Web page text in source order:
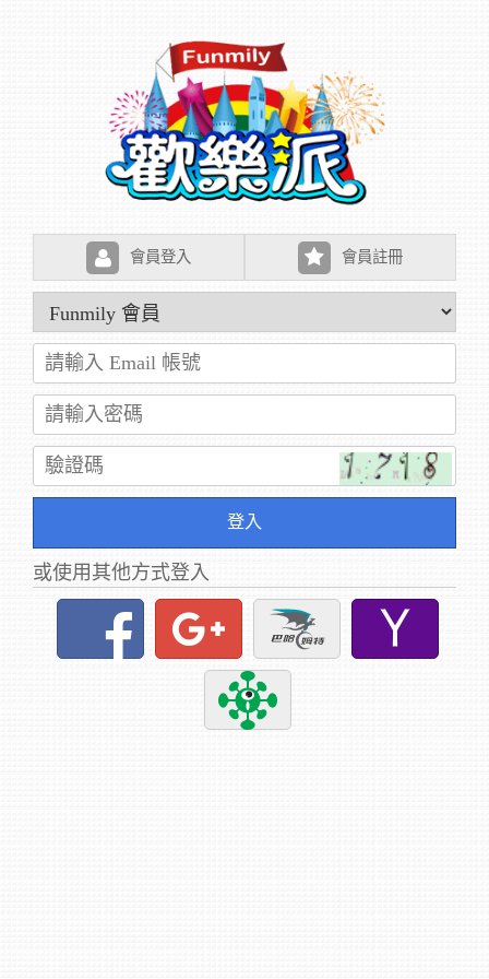
會員登入 會員註冊
登入
或使用其他方式登入